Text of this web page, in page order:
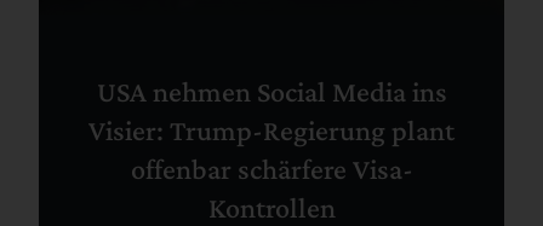
USA nehmen Social Media ins
Visier: Trump-Regierung plant
offenbar schärfere Visa-
Kontrollen